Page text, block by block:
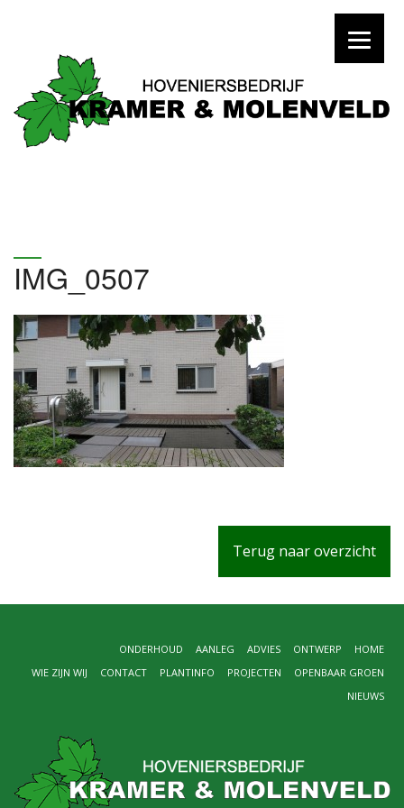
IMG_0507
Terug naar overzicht
HOME
ONTWERP
ADVIES
AANLEG
ONDERHOUD
OPENBAAR GROEN
PROJECTEN
PLANTINFO
CONTACT
WIE ZIJN WIJ
NIEUWS